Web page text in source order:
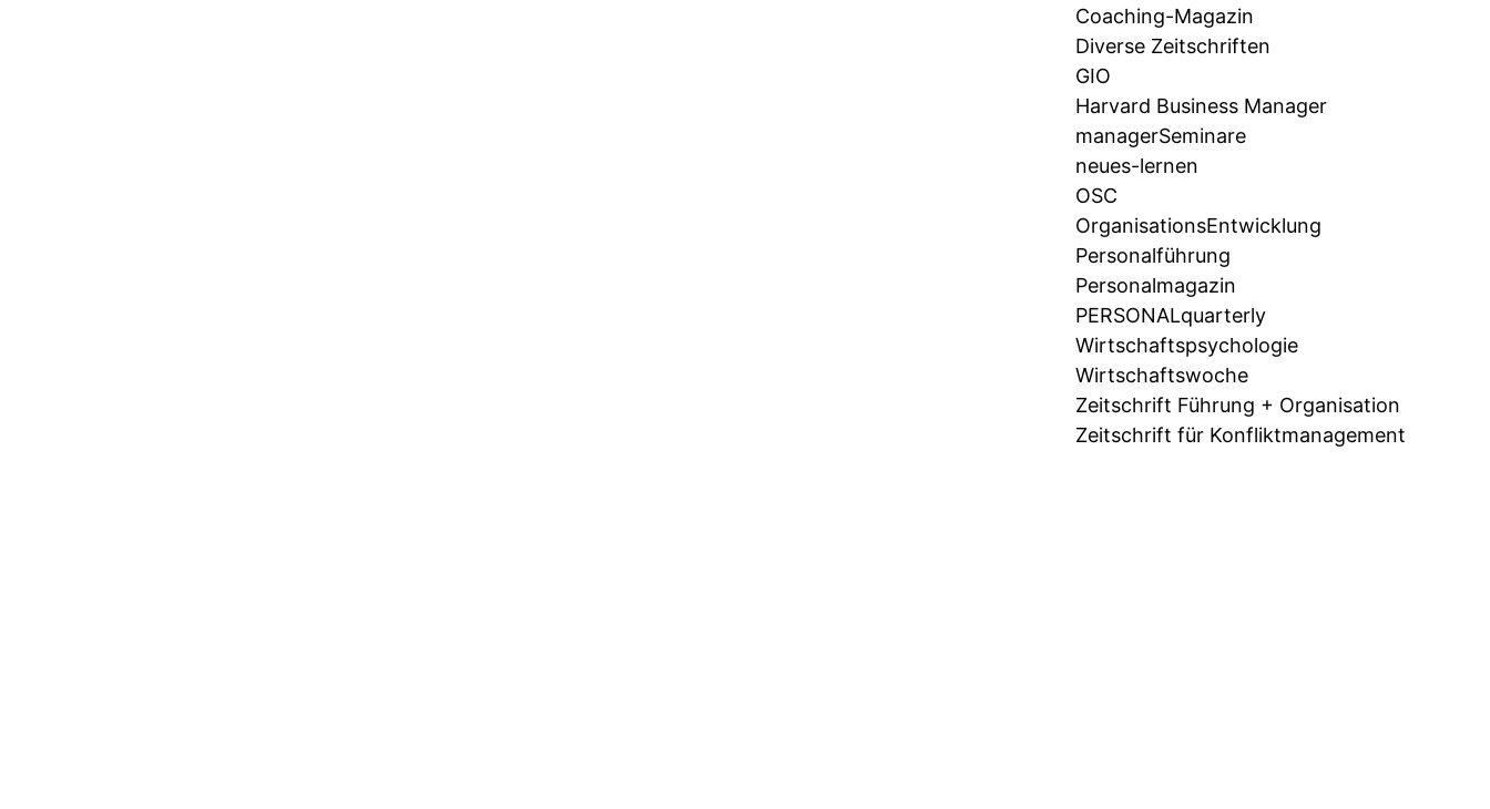
Coaching-Magazin
Diverse Zeitschriften
GIO
Harvard Business Manager
managerSeminare
neues-lernen
OSC
OrganisationsEntwicklung
Personalführung
Personalmagazin
PERSONALquarterly
Wirtschaftspsychologie
Wirtschaftswoche
Zeitschrift Führung + Organisation
Zeitschrift für Konfliktmanagement